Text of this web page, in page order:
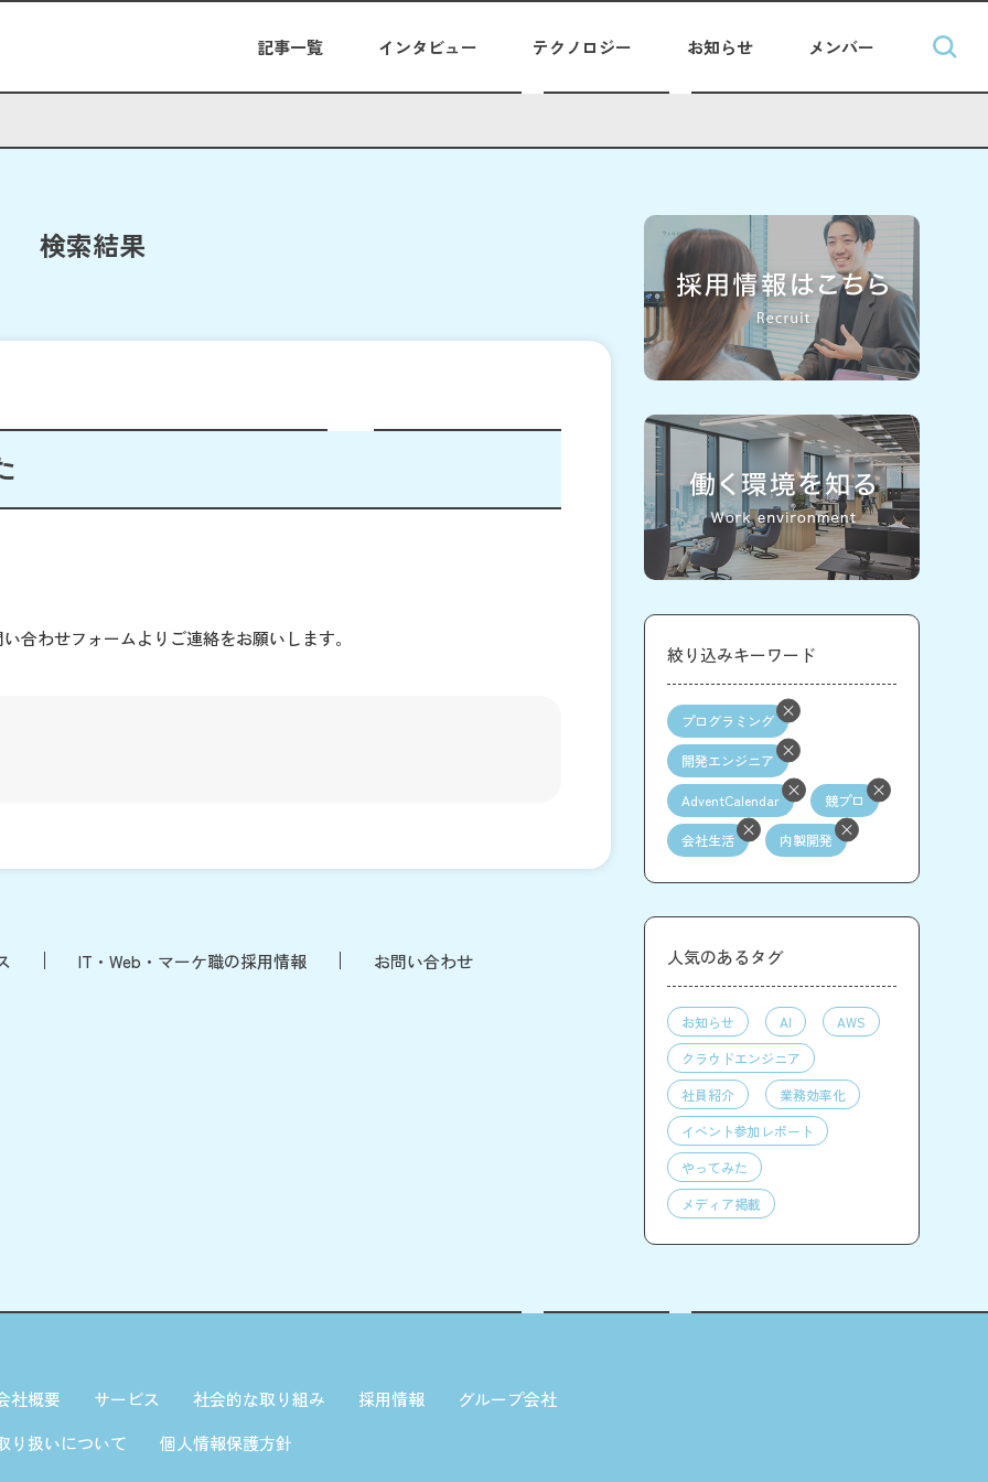
記事一覧 インタビュー テクノロジー お知らせ メンバー
検索結果
合わせフォームよりご連絡をお願いします。
IT・Web・マーケ職の採用情報 お問い合わせ
絞り込みキーワード
プログラミング
開発エンジニア
AdventCalendar 競プロ
会社生活 内製開発
人気のあるタグ
お知らせ AI
AWS
クラウドエンジニア
社員紹介
業務効率化
イベント参加レポート
やってみた
メディア掲載
社概要 サービス 社会的な取り組み 採用情報
グループ会社
り扱いについて
個人情報保護方針